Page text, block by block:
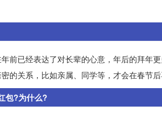
前已经表达了对长辈的心意，年后的拜年
关系，比如亲属、同学等，才会在春节后
包?为什么?